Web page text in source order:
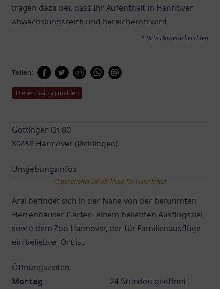
tragen dazu bei, dass Ihr Aufenthalt in Hannover
abwechslungsreich und bereichernd wird.
* Bitte Hinweise beachten
Teilen:
Diesen Beitrag melden
Göttinger Ch 80
30459 Hannover (Ricklingen)
Umgebungsinfos
KI generierter Inhalt (klicke für mehr Infos)
Aral befindet sich in der Nähe von der berühmten
Herrenhäuser Gärten, einem beliebten Ausflugsziel,
sowie dem Zoo Hannover, der für Familienausflüge
ein beliebter Ort ist.
Öffnungszeiten
Montag
24 Stunden geöffnet